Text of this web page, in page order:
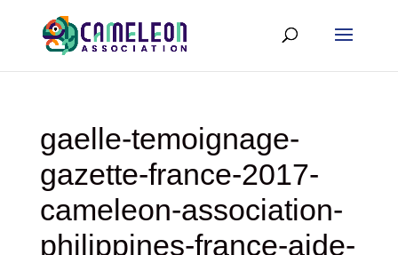
gaelle-temoignage-
gazette-france-2017-
cameleon-association-
philippines-france-aide-